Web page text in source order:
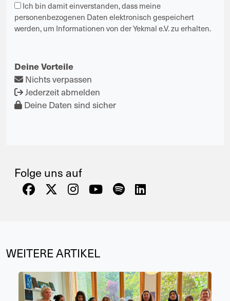
Ich bin damit einverstanden, dass meine
personenbezogenen Daten elektronisch gespeichert
werden, um Informationen von der Yekmal e.V. zu erhalten.
Deine Vorteile
Nichts verpassen
Jederzeit abmelden
Deine Daten sind sicher
Folge uns auf
WEITERE ARTIKEL